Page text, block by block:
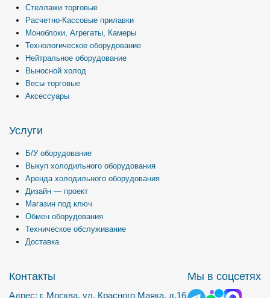
Стеллажи торговые
Расчетно-Кассовые прилавки
Моноблоки, Агрегаты, Камеры
Технологическое оборудование
Нейтральное оборудование
Выносной холод
Весы торговые
Аксессуары
Услуги
Б/У оборудование
Выкуп холодильного оборудования
Аренда холодильного оборудования
Дизайн — проект
Магазин под ключ
Обмен оборудования
Техническое обслуживание
Доставка
Контакты
Адрес: г. Москва, ул. Красного Маяка, д.16
Мы в соцсетях